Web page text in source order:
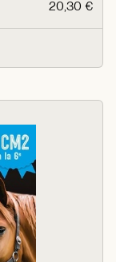
20,30 €